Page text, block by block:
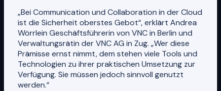
„Bei Communication und Collaboration in der Cloud
ist die Sicherheit oberstes Gebot“, erklärt Andrea
Wörrlein Geschäftsführerin von VNC in Berlin und
Verwaltungsrätin der VNC AG in Zug. „Wer diese
Prämisse ernst nimmt, dem stehen viele Tools und
Technologien zu ihrer praktischen Umsetzung zur
Verfügung. Sie müssen jedoch sinnvoll genutzt
werden.“